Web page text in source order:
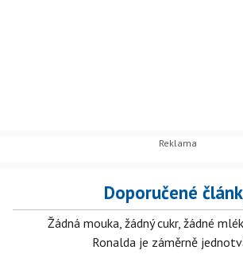
Doporučené
Žádná mouka, žádný cukr, žádné
Ronalda je záměrně